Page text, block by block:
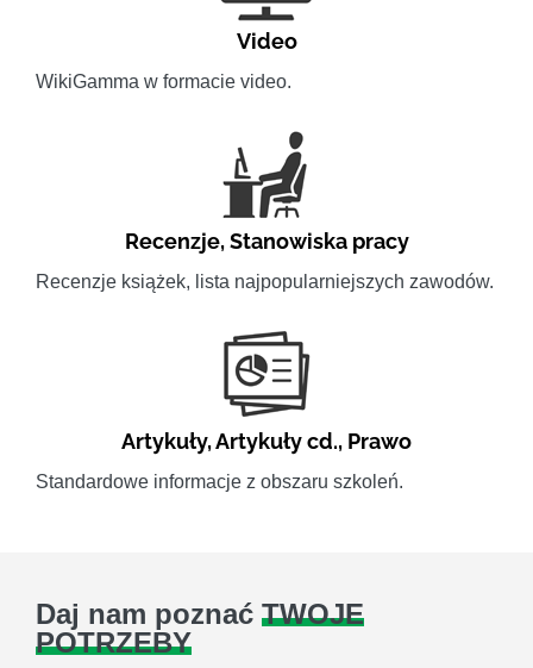
Video
WikiGamma w formacie video.
Recenzje,Stanowiska pracy
Recenzje książek, lista najpopularniejszych zawodów.
Artykuły,Artykuły cd., Prawo
Standardowe informacje z obszaru szkoleń.
Daj nam poznać TWOJE
POTRZEBY